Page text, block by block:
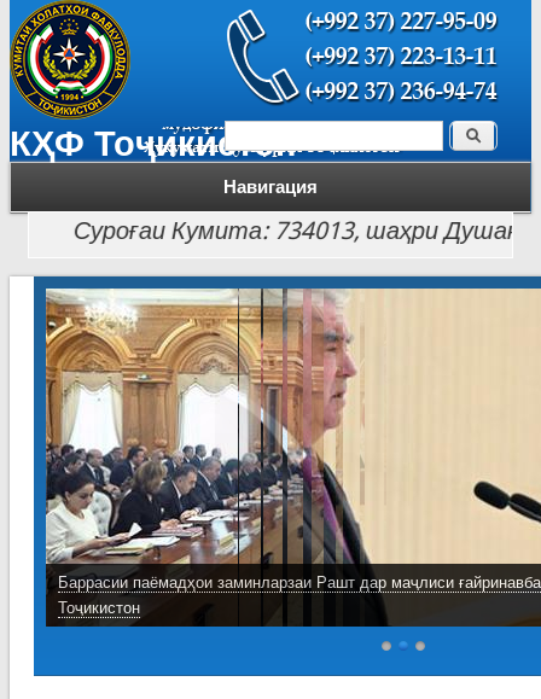
КҲФ Тоҷикистон
Навигация
Форма поиска Поиск
Суроғаи Кумита: 734013, шаҳри Душанбе,
Баррасии паёмадҳои заминларзаи Рашт дар маҷлиси
Тоҷикистон